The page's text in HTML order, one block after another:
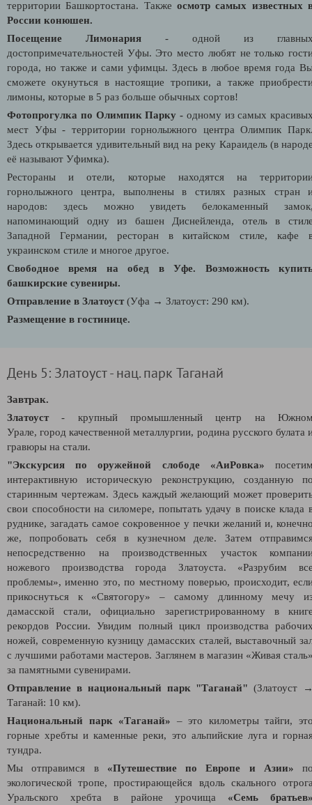
территории Башкортостана. Также осмотр самых известных
России конюшен.
Посещение Лимонария - одной из
достопримечательностей Уфы. Это место любят не только
города, но также и сами уфимцы. Здесь в любое время года
сможете окунуться в настоящие тропики, а также
лимоны, которые в 5 раз больше обычных сортов!
Фотопрогулка по Олимпик Парку - одному из самых
мест Уфы - территории горнолыжного центра Олимпик
Здесь открывается удивительный вид на реку Караидель (в
её называют Уфимка).
Рестораны и отели, которые находятся на
горнолыжного центра, выполнены в стилях разных стран
народов: здесь можно увидеть белокаменный
напоминающий одну из башен Диснейленда, отель в
Западной Германии, ресторан в китайском стиле, кафе
украинском стиле и многое другое.
Свободное время на обед в Уфе. Возможность
башкирские сувениры.
Отправление в Златоуст(Уфа → Златоуст: 290 км).
Размещение в гостинице.
День 5: Златоуст - нац. парк Таганай
Завтрак.
Златоуст- крупный промышленный центр на
Урале,город качественной металлургии, родина русского булата
гравюры на стали.
"Экскурсия по оружейной слободе «АиРовка»
интерактивную историческую реконструкцию, созданную
старинным чертежам. Здесь каждый желающий может
свои способности на силомере, попытать удачу в поиске клада
руднике, загадать самое сокровенное у печки желаний и,
же, попробовать себя в кузнечном деле. Затем
непосредственно на производственных участок
ножевого производства города Златоуста. «Разрубим
проблемы», именно это, по местному поверью, происходит,
прикоснуться к «Святогору» – самому длинному мечу
дамасской стали, официально зарегистрированному в
рекордов России. Увидим полный цикл производства
ножей, современную кузницу дамасских сталей, выставочный
с лучшими работами мастеров. Заглянем в магазин «Живая
за памятными сувенирами.
Отправление в национальный парк "Таганай"(Златоуст
Таганай: 10 км).
Национальный парк «Таганай» – это километры тайги,
горные хребты и каменные реки, это альпийские луга и
тундра.
Мы отправимся в «Путешествие по Европе и Азии»
экологической тропе, простирающейся вдоль скального
Уральского хребта в районе урочища «Семь